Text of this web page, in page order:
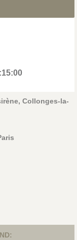
Collonges-la-